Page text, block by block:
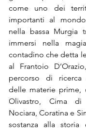
come uno dei
importanti al
nella bassa Murgia
immersi nella
contadino che detta
al Frantoio
percorso di ricerca
delle materie prime,
Olivastro, Cima di
Nociara, Coratina e
sostanza alla storia